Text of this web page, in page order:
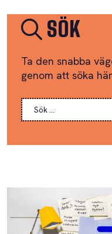
SÖK
Ta den snabba
genom att söka
Sök